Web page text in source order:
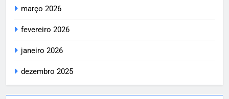
março 2026
fevereiro 2026
janeiro 2026
dezembro 2025